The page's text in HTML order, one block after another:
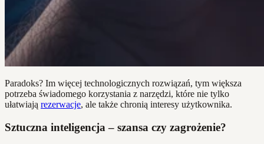
Paradoks? Im więcej technologicznych rozwiązań, tym większa
potrzeba świadomego korzystania z narzędzi, które nie tylko
ułatwiają rezerwacje, ale także chronią interesy użytkownika.
Sztuczna inteligencja – szansa czy zagrożenie?